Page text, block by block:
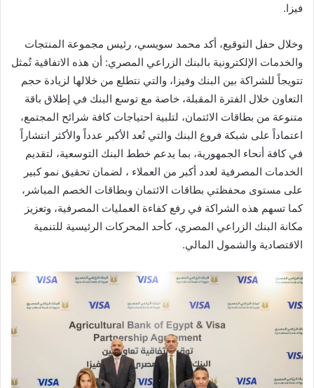
فيزا.
وخلال حفل التوقيع، أكد محمد سويسي، رئيس مجموعة المنتجات
والخدمات الإلكترونية بالبنك الزراعي المصري: أن هذه الاتفاقية تُمثل
تتويجاً للشراكة بين البنك وفيزا، والتي نتطلع من خلالها لزيادة حجم
التعاون خلال الفترة المقبلة، خاصة مع توسع البنك في إطلاق باقة
متنوعة من بطاقات الائتمان، لتلبية احتياجات كافة شرائح المجتمع،
اعتماداً على شبكة فروع البنك والتي تُعد الأكبر عدداً والأكثر انتشاراً
في كافة أنحاء الجمهورية، بما يدعم خطط البنك التوسعية، لتقديم
الخدمات المصرفية لعدد أكبر من العملاء ، لضمان تحقيق نمو كبير
على مستوى محفظتي بطاقات الائتمان وبطاقات الخصم المباشر،
كما تسهم هذه الشراكة في رفع كفاءة العمليات المصرفية، وتعزيز
مكانة البنك الزراعي المصري، كأحد المحركات الرئيسية للتنمية
الاقتصادية والشمول المالي.